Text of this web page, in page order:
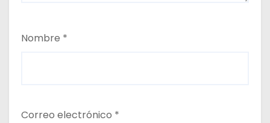
Nombre *
Correo electrónico *